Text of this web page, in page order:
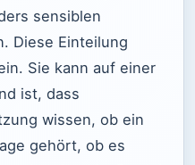
sensiblen
Diese Einteilung
Sie kann auf einer
ist, dass
wissen, ob ein
gehört, ob es